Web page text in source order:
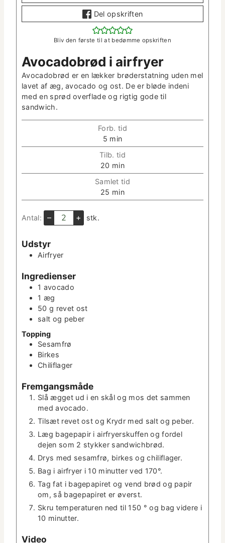
Del opskriften
Bliv den første til at bedømme opskriften
Avo­cado­brød i airfryer
Avo­cado­brød er en lækker brøder­stat­ning uden mel
lavet af æg, avo­ca­do og ost. De er bløde indeni
med en sprød over­flade og rigtig gode til
sandwich.
Forb. tid
5 m
i
n
­
u
t
­
min
Tilb. tid
20 m
i
n
min
Sam­let tid
25 m
i
min
Antal: – + stk.
Udstyr
Air­fry­er
Ingre­di­enser
1 avo­ca­do
1 æg
50 g revet ost
salt og peber
Top­ping
Sesam­frø
Birkes
Chiliflager
Frem­gangsmåde
Slå ægget ud i en skål og mos det sam­men
med avocado.
Tilsæt revet ost og Kry­dr med salt og peber.
Læg bagepa­pir i air­fry­er­skuf­fen og fordel
dejen som 2 stykker sandwichbrød.
Drys med sesam­frø, birkes og chiliflager.
Bag i air­fry­er i 10 min­ut­ter ved 170°.
Tag fat i bagepa­piret og vend brød og papir
om, så bagepa­piret er øverst.
Skru tem­per­a­turen ned til 150 ° og bag videre i
10 minutter.
Video